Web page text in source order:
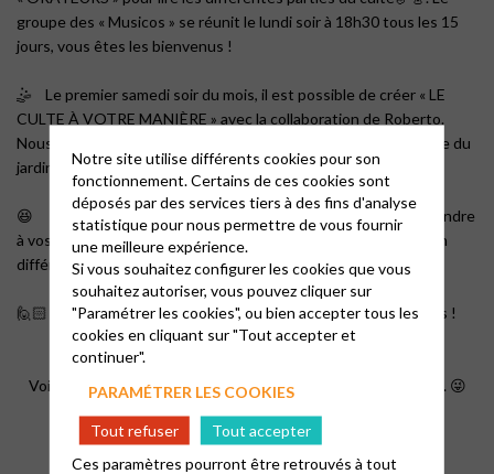
groupe des « Musicos » se réunit le lundi soir à 18h30 tous les 15
jours, vous êtes les bienvenus !
🤹 ‍Le premier samedi soir du mois, il est possible de créer « LE
CULTE À VOTRE MANIÈRE » avec la collaboration de Roberto.
Nous pouvons nous retrouver ce jour-là dès 16h30 dans la salle du
jardin.
😆 TOUS LES DIMANCHES nous sommes au culte pour répondre
à vos questions 🙏. Vous pouvez suivre le culte en direct, ou en
différé sur YouTube
🙋🏻 Nous sommes ouvert à toutes vos propositions et envies !
Voilà, à vous de voir ce qui peut vous intéresser dans tout ça. 😜
krn.gringet@gmail.com
Notre site utilise différents cookies pour son
fonctionnement. Certains de ces cookies sont
déposés par des services tiers à des fins d'analyse
statistique pour nous permettre de vous fournir
une meilleure expérience.
Si vous souhaitez configurer les cookies que vous
souhaitez autoriser, vous pouvez cliquer sur
"Paramétrer les cookies", ou bien accepter tous les
cookies en cliquant sur "Tout accepter et
continuer".
PARAMÉTRER LES COOKIES
Tout refuser
Tout accepter
Ces paramètres pourront être retrouvés à tout